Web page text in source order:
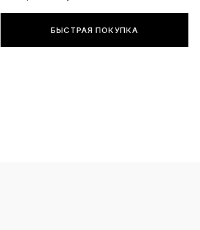
БЫСТРАЯ ПОКУПКА